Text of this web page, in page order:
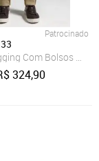
Patrocinado
Com Bolsos Em
324,90